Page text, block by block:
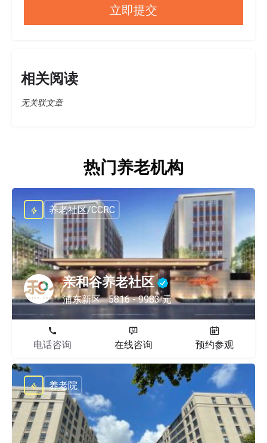
相关阅读
无关联文章
热门养老机构
亲和谷养老社区
浦东新区 5816 - 9983 元
养老社区/CCRC
电话咨询 在线咨询 预约参观
养老院